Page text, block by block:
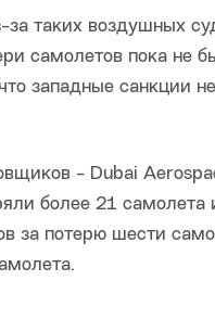
таких воздушных
самолетов пока не
западные санкции
- Dubai
более 21 самолета
потерю шести